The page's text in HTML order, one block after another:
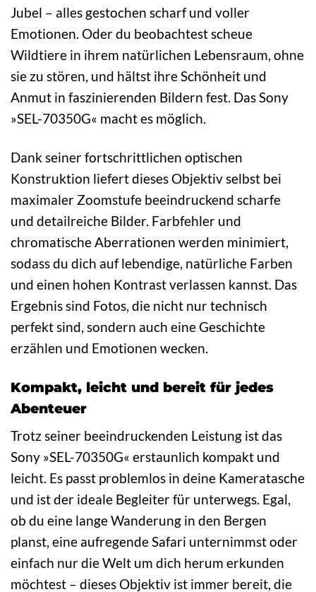
Jubel – alles gestochen scharf und voller
Emotionen. Oder du beobachtest scheue
Wildtiere in ihrem natürlichen Lebensraum, ohne
sie zu stören, und hältst ihre Schönheit und
Anmut in faszinierenden Bildern fest. Das Sony
»SEL-70350G« macht es möglich.
Dank seiner fortschrittlichen optischen
Konstruktion liefert dieses Objektiv selbst bei
maximaler Zoomstufe beeindruckend scharfe
und detailreiche Bilder. Farbfehler und
chromatische Aberrationen werden minimiert,
sodass du dich auf lebendige, natürliche Farben
und einen hohen Kontrast verlassen kannst. Das
Ergebnis sind Fotos, die nicht nur technisch
perfekt sind, sondern auch eine Geschichte
erzählen und Emotionen wecken.
Kompakt, leicht und bereit für jedes
Abenteuer
Trotz seiner beeindruckenden Leistung ist das
Sony »SEL-70350G« erstaunlich kompakt und
leicht. Es passt problemlos in deine Kameratasche
und ist der ideale Begleiter für unterwegs. Egal,
ob du eine lange Wanderung in den Bergen
planst, eine aufregende Safari unternimmst oder
einfach nur die Welt um dich herum erkunden
möchtest – dieses Objektiv ist immer bereit, die